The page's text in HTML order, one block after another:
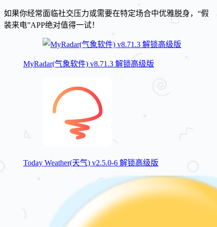
如果你经常面临社交压力或需要在特定场合中优雅脱身，“假
装来电”APP绝对值得一试！
MyRadar(气象软件) v8.71.3 解锁高级版
Today Weather(天气) v2.5.0-6 解锁高级版